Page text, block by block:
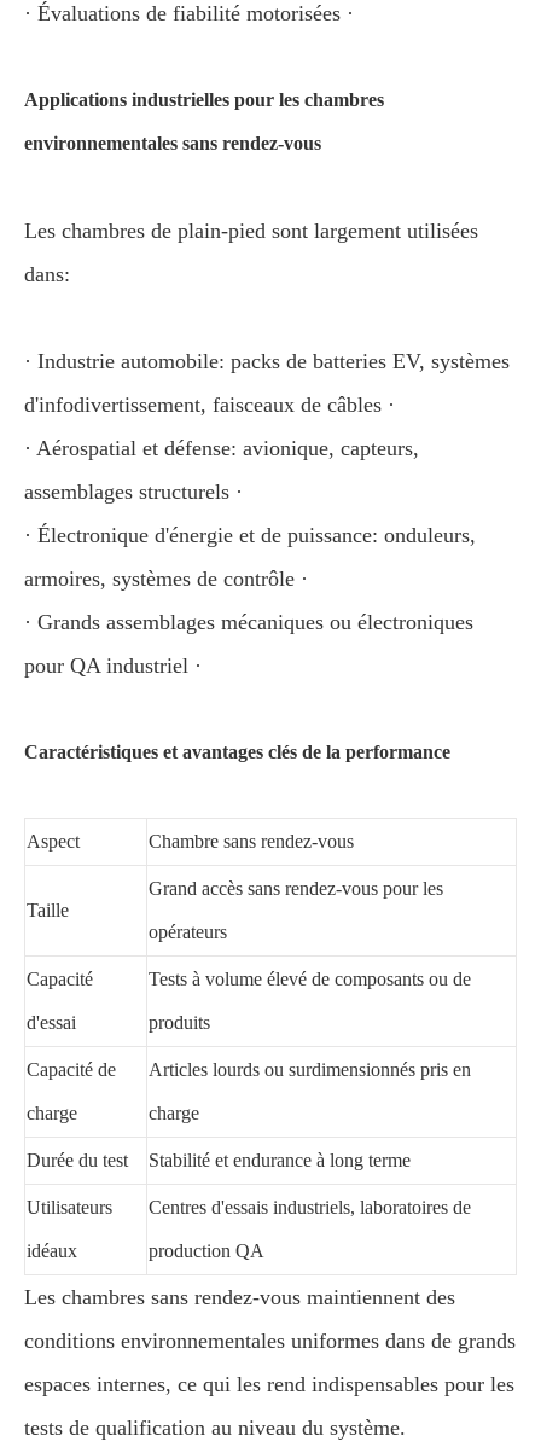
· Évaluations de fiabilité motorisées ·
Applications industrielles pour les chambres
environnementales sans rendez-vous
Les chambres de plain-pied sont largement utilisées
dans:
· Industrie automobile: packs de batteries EV, systèmes
d'infodivertissement, faisceaux de câbles ·
· Aérospatial et défense: avionique, capteurs,
assemblages structurels ·
· Électronique d'énergie et de puissance: onduleurs,
armoires, systèmes de contrôle ·
· Grands assemblages mécaniques ou électroniques
pour QA industriel ·
Caractéristiques et avantages clés de la performance
Aspect Chambre sans rendez-vous
Taille
Grand accès sans rendez-vous pour les
opérateurs
Capacité
d'essai
Tests à volume élevé de composants ou de
produits
Capacité de
charge
Articles lourds ou surdimensionnés pris en
charge
Durée du test Stabilité et endurance à long terme
Utilisateurs
idéaux
Centres d'essais industriels, laboratoires de
production QA
Les chambres sans rendez-vous maintiennent des
conditions environnementales uniformes dans de grands
espaces internes, ce qui les rend indispensables pour les
tests de qualification au niveau du système.